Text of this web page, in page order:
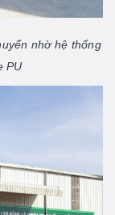
nhờ hệ thống
PU